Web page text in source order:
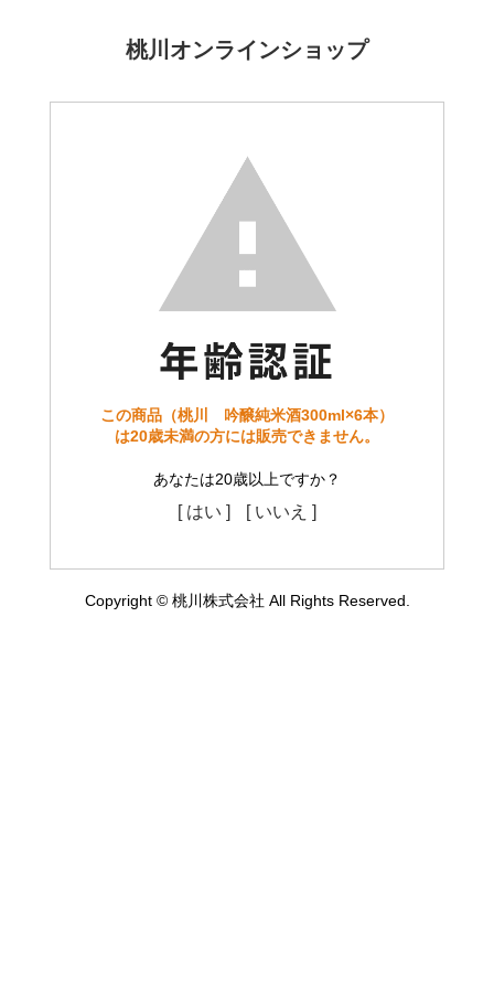
桃川オンラインショップ
この商品（桃川 吟醸純米酒300ml×6本）
は20歳未満の方には販売できません。
あなたは20歳以上ですか？
[ はい ] [ いいえ ]
Copyright © 桃川株式会社 All Rights Reserved.